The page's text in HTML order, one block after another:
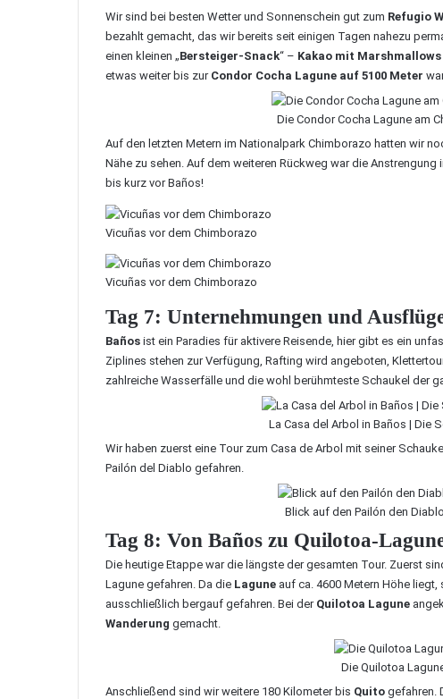
Wir sind bei besten Wetter und Sonnenschein gut zum Refugio
bezahlt gemacht, das wir bereits seit einigen Tagen nahezu
einen kleinen „Bersteiger-Snack“ – Kakao mit Marshmallows
etwas weiter bis zur Condor Cocha Lagune auf 5100 Meter
Die Condor Cocha Lagune am
Auf den letzten Metern im Nationalpark Chimborazo hatten wir
Nähe zu sehen. Auf dem weiteren Rückweg war die
bis kurz vor Baños!
Vicuñas vor dem Chimborazo
Vicuñas vor dem Chimborazo
Tag 7: Unternehmungen und
Baños ist ein Paradies für aktivere Reisende, hier gibt es ein
Ziplines stehen zur Verfügung, Rafting wird angeboten,
zahlreiche Wasserfälle und die wohl berühmteste Schaukel der
La Casa del Arbol in Baños | Die
Wir haben zuerst eine Tour zum Casa de Arbol mit seiner Schaukel
Pailón del Diablo gefahren.
Blick auf den Pailón den
Tag 8: Von Baños zu Quilotoa-
Die heutige Etappe war die längste der gesamten Tour. Zuerst
Lagune gefahren. Da die Lagune auf ca. 4600 Metern Höhe
ausschließlich bergauf gefahren. Bei der Quilotoa Lagune
Wanderung gemacht.
Die Quilotoa
Anschließend sind wir weitere 180 Kilometer bis Quito gefahren.